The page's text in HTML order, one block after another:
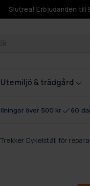
Slutrea! Erbjudanden till
Utemiljö & trädgård
över 500 kr 60
Trekker Cykelställ för